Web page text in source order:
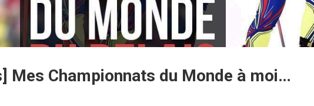
Mes Championnats du Monde à moi…